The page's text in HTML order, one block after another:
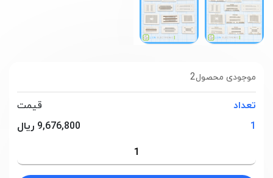
2موجودی محصول
تعداد
قیمت
1
9,676,800 ریال